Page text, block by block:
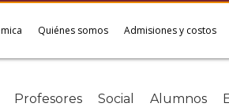
Quiénes somos Admisiones y costos
Profesores Social Alumnos